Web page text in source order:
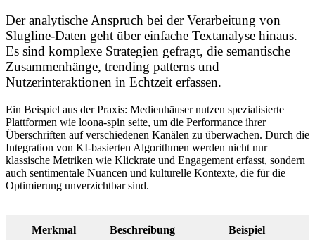
Der analytische Anspruch bei der Verarbeitung von
Slugline-Daten geht über einfache Textanalyse hinaus.
Es sind komplexe Strategien gefragt, die semantische
Zusammenhänge, trending patterns und
Nutzerinteraktionen in Echtzeit erfassen.
Ein Beispiel aus der Praxis: Medienhäuser nutzen spezialisierte
Plattformen wie loona-spin seite, um die Performance ihrer
Überschriften auf verschiedenen Kanälen zu überwachen. Durch die
Integration von KI-basierten Algorithmen werden nicht nur
klassische Metriken wie Klickrate und Engagement erfasst, sondern
auch sentimentale Nuancen und kulturelle Kontexte, die für die
Optimierung unverzichtbar sind.
Merkmal Beschreibung Beispiel